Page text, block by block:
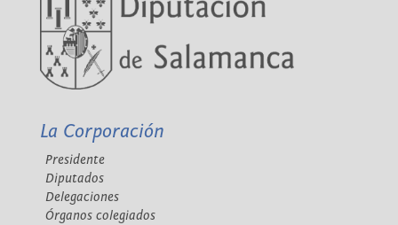
La Corporación
Presidente
Diputados
Delegaciones
Órganos colegiados